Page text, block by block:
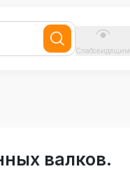
Слабовидящим
валков.